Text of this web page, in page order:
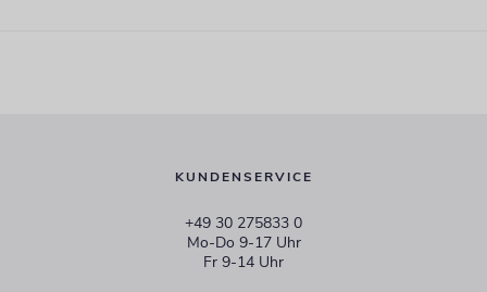
KUNDENSERVICE
+49 30 275833 0
Mo-Do 9-17 Uhr
Fr 9-14 Uhr